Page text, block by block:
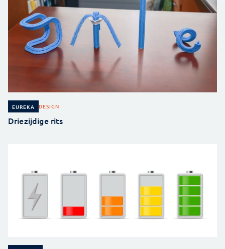
EUREKA DESIGN
Driezijdige rits